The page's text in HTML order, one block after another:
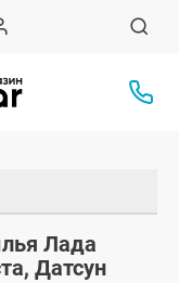
Лада
Датсун